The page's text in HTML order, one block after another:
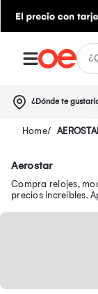
¿Dónde te
Aerostar
Compra relojes,
precios increíbles.